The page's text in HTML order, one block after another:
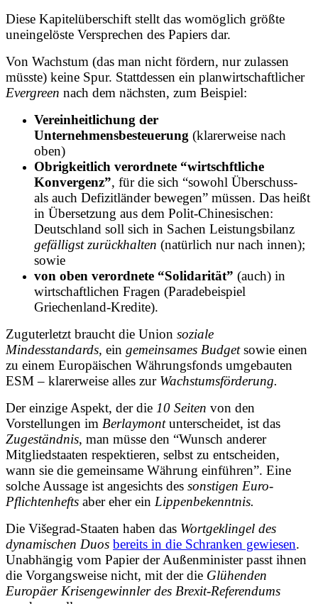
Diese Kapitelüberschift stellt das womöglich größte
uneingelöste Versprechen des Papiers dar.
Von Wachstum (das man nicht fördern, nur zulassen
müsste) keine Spur. Stattdessen ein planwirtschaftlicher
Evergreen nach dem nächsten, zum Beispiel:
Vereinheitlichung der
Unternehmensbesteuerung (klarerweise nach
oben)
Obrigkeitlich verordnete “wirtschftliche
Konvergenz”, für die sich “sowohl Überschuss-
als auch Defizitländer bewegen” müssen. Das heißt
in Übersetzung aus dem Polit-Chinesischen:
Deutschland soll sich in Sachen Leistungsbilanz
gefälligst zurückhalten (natürlich nur nach innen);
sowie
von oben verordnete “Solidarität” (auch) in
wirtschaftlichen Fragen (Paradebeispiel
Griechenland-Kredite).
Zuguterletzt braucht die Union soziale
Mindesstandards, ein gemeinsames Budgetsowie einen
zu einem Europäischen Währungsfonds umgebauten
ESM – klarerweise alles zur Wachstumsförderung.
Der einzige Aspekt, der die 10 Seiten von den
Vorstellungen im Berlaymontunterscheidet, ist das
Zugeständnis, man müsse den “Wunsch anderer
Mitgliedstaaten respektieren, selbst zu entscheiden,
wann sie die gemeinsame Währung einführen”. Eine
solche Aussage ist angesichts des sonstigen Euro-
Pflichtenhefts aber eher ein Lippenbekenntnis.
Die Višegrad-Staaten haben das Wortgeklingel des
dynamischen Duos bereits in die Schranken gewiesen.
Unabhängig vom Papier der Außenminister passt ihnen
die Vorgangsweise nicht, mit der die Glühenden
Europäer Krisengewinnler des Brexit-Referendums